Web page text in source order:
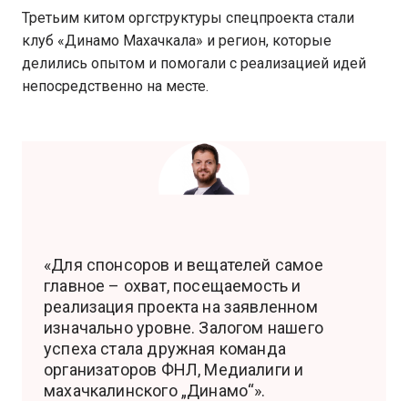
Третьим китом оргструктуры спецпроекта стали
клуб «Динамо Махачкала» и регион, которые
делились опытом и помогали с реализацией идей
непосредственно на месте.
«Для спонсоров и вещателей самое
главное – охват, посещаемость и
реализация проекта на заявленном
изначально уровне. Залогом нашего
успеха стала дружная команда
организаторов ФНЛ, Медиалиги и
махачкалинского „Динамо“».